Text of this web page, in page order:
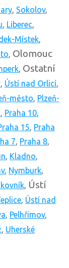
, Sokolov,
, Liberec,
Místek,
, Olomouc
, Ostatní
, Ústí nad Orlicí,
město, Plzeň-
, Praha 10,
15, Praha
7, Praha 8,
, Kladno,
, Nymburk,
, Ústí
, Ústí nad
, Pelhřimov,
, Uherské